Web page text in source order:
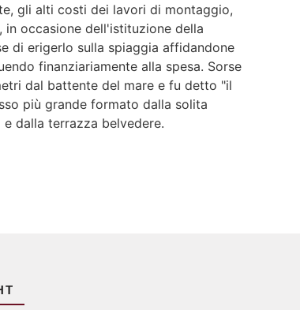
gli alti costi dei lavori di montaggio,
in occasione dell'istituzione della
di erigerlo sulla spiaggia affidandone
finanziariamente alla spesa. Sorse
dal battente del mare e fu detto "il
più grande formato dalla solita
dalla terrazza belvedere.